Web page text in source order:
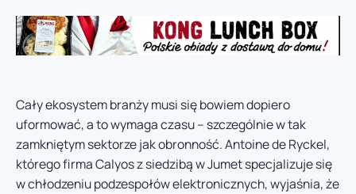
Cały ekosystem branży musi się bowiem dopiero
uformować, a to wymaga czasu – szczególnie w tak
zamkniętym sektorze jak obronność. Antoine de Ryckel,
którego firma Calyos z siedzibą w Jumet specjalizuje się
w chłodzeniu podzespołów elektronicznych, wyjaśnia, że